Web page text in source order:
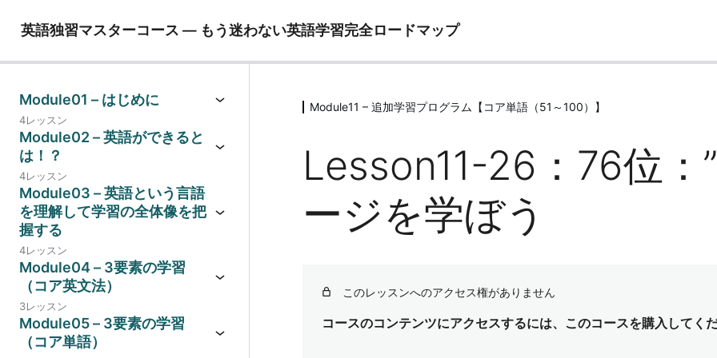
英語独習マスターコース ― もう迷わない英語学習完全ロードマップ
Module01 – はじめに
4レッスン
Module02 – 英語ができると
は！？
4レッスン
Module03 – 英語という言語
を理解して学習の全体像を把
握する
4レッスン
Module04 – 3要素の学習
（コア英文法）
3レッスン
Module05 – 3要素の学習
（コア単語）
Module11 – 追加学習プログラム【コア単語（51～100）】
Lesson11-26：76位：
ージを学ぼう
このレッスンへのアクセス権がありません
コースのコンテンツにアクセスするには、このコースを購入してく